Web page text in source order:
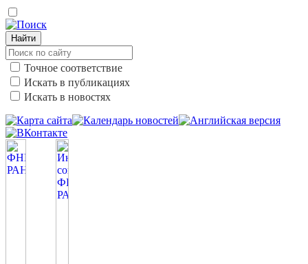
Найти
Точное соответствие
Искать в публикациях
Искать в новостях